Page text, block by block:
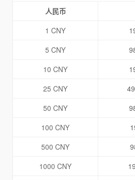
人民币
1 CNY
5 CNY
10 CNY
25 CNY
50 CNY
100 CNY
500 CNY
1000 CNY